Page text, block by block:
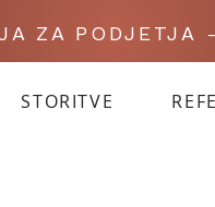
ZA PODJETJA -
STORITVE